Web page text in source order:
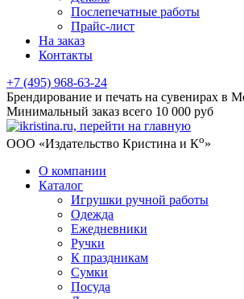
Послепечатные работы
Прайс-лист
На заказ
Контакты
+7 (495) 968-63-24
Брендирование и печать на сувенирах в
Минимальный заказ всего 10 000 руб
ООО «Издательство Кристина и Ко»
О компании
Каталог
Игрушки ручной работы
Одежда
Ежедневники
Ручки
К праздникам
Сумки
Посуда